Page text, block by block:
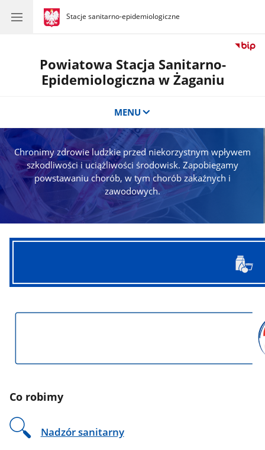
gov.pl
Stacje sanitarno-epidemiologiczne
gov.pl
Stacje
Powiatowa Stacja Sanitarno-
Epidemiologiczna w Żaganiu
MENU
Chronimy zdrowie ludzkie przed niekorzystnym wpływem
szkodliwości i uciążliwości środowisk. Zapobiegamy
powstawaniu chorób, w tym chorób zakaźnych i
zawodowych.
Co robimy
Nadzór sanitarny